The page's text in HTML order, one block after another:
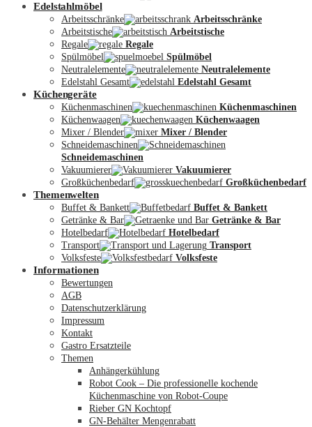
Mein Konto
Edelstahlmöbel
Arbeitsschränke
Arbeitsschränke
Arbeitstische
Arbeitstische
Regale
Regale
Spülmöbel
Spülmöbel
Neutralelemente
Neutralelemente
Edelstahl Gesamt
Edelstahl Gesamt
Küchengeräte
Küchenmaschinen
Küchenmaschinen
Küchenwaagen
Küchenwaagen
Mixer / Blender
Mixer / Blender
Schneidemaschinen
Schneidemaschinen
Vakuumierer
Vakuumierer
Großküchenbedarf
Großküchenbedarf
Themenwelten
Buffet & Bankett
Buffet & Bankett
Getränke & Bar
Getränke & Bar
Hotelbedarf
Hotelbedarf
Transport
Transport
Volksfeste
Volksfeste
Informationen
Bewertungen
AGB
Datenschutzerklärung
Impressum
Kontakt
Gastro Ersatzteile
Themen
Anhängerkühlung
Robot Cook – Die professionelle kochende
Küchenmaschine von Robot-Coupe
Rieber GN Kochtopf
GN-Behälter Mengenrabatt